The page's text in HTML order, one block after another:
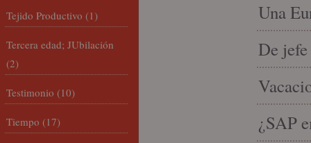
Una
De
¿SAP
Tejido Productivo (1)
Tercera edad; JUbilación
(2)
Testimonio (10)
Tiempo (17)